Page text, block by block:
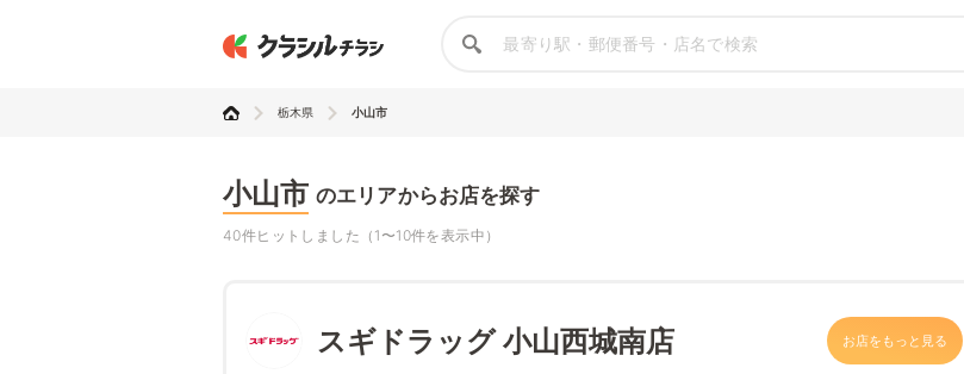
栃木県 小山市
小山市 のエリアからお店を探す
40件ヒットしました（1〜10件を表示中）
スギドラッグ 小山西城南店 お店をもっと見る